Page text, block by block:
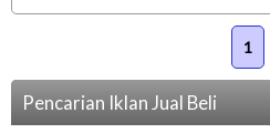
1
Pencarian Iklan Jual Beli